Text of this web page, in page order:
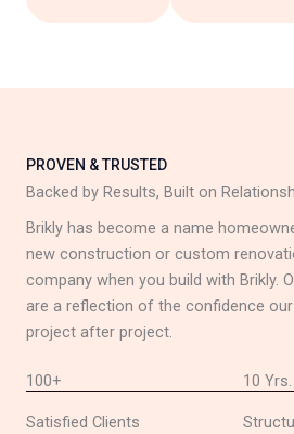
PROVEN & TRUSTED
Backed by Results, Built on
Brikly has become a name
new construction or custom
company when you build with Brikly.
are a reflection of the confidence
project after project.
100+
Satisfied Clients
10 Yrs.